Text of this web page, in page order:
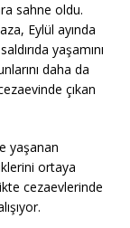
sahne oldu.
Eylül ayında
yaşamını
daha da
çıkan
yaşanan
ortaya
cezaevlerinde